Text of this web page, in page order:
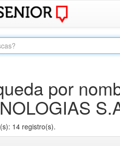
por
14 registro(s).